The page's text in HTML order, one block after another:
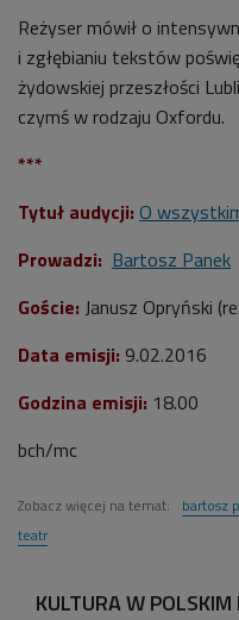
Reżyser mówił o
i zgłębianiu tekstów
żydowskiej przeszłości
czymś w rodzaju Oxfordu.
***
Tytuł audycji: O
Prowadzi: Bartosz Panek
Goście: Janusz Opryński
Data emisji: 9.02.2016
Godzina emisji: 18.00
bch/mc
Zobacz więcej na temat: bartosz
teatr
KULTURA W POLSKIM